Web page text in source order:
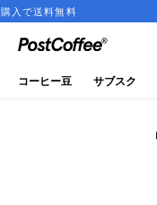
送料無料
close
ログイン
コーヒー豆 サブスク